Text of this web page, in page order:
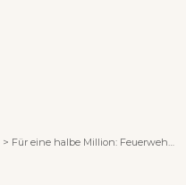
> Für eine halbe Million: Feuerwehr Dunningen hat ein neues Fahrzeug